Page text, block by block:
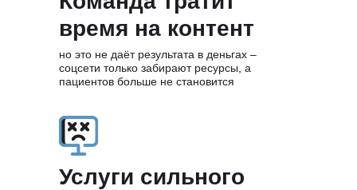
время на контент
но это не даёт результата в деньгах –
соцсети только забирают ресурсы, а
пациентов больше не становится
Услуги сильного